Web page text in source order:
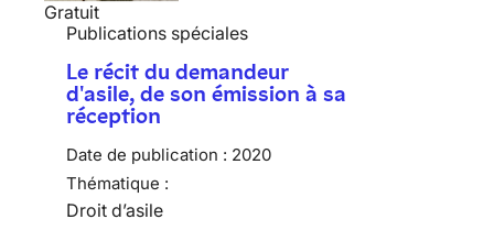
Gratuit
Publications spéciales
Le récit du demandeur
d'asile, de son émission à sa
réception
Date de publication : 2020
Thématique :
Droit d’asile